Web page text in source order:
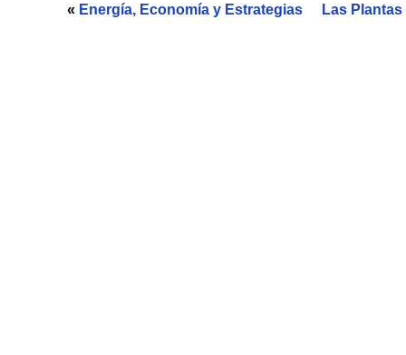
« Energía, Economía y Estrategias Las